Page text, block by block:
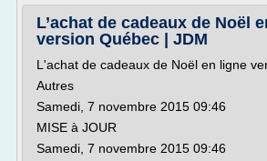
L’achat de cadeaux de Noël
version Québec | JDM
L'achat de cadeaux de Noël en ligne
Autres
Samedi, 7 novembre 2015 09:46
MISE à JOUR
Samedi, 7 novembre 2015 09:46